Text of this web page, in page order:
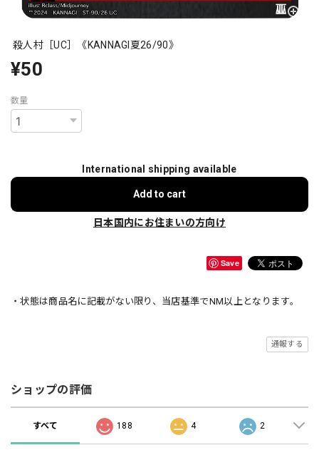
殺人村［UC］《KANNAGI夏26/90》
¥50
数量
International shipping available
Add to cart
日本国内にお住まいの方向け
Save
・状態は商品名に記載がない限り、当店基準でNM以上となります。
通報する
ショップの評価
すべて 188 4 2